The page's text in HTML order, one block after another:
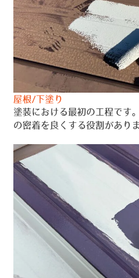
屋根/下塗り
塗装における最初の工程です
の密着を良くする役割がありま